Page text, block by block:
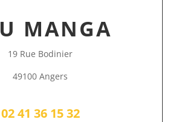
MANGA
19 Rue Bodinier
49100 Angers
02 41 36 15 32